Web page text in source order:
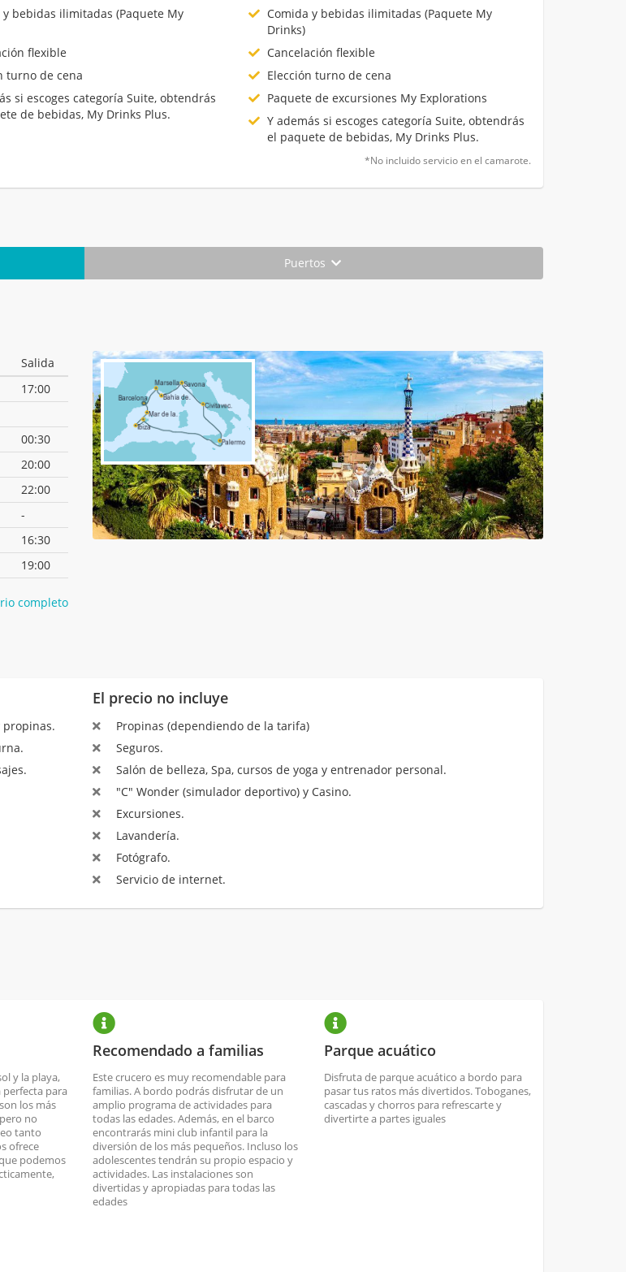
y bebidas ilimitadas (Paquete My
flexible
turno de cena
si escoges categoría Suite, obtendrás
de bebidas, My Drinks Plus.
Comida y bebidas ilimitadas (Paquete My
Drinks)
Cancelación flexible
Elección turno de cena
Paquete de excursiones My Explorations
Y además si escoges categoría Suite, obtendrás
el paquete de bebidas, My Drinks Plus.
*No incluido servicio en el camarote.
Puertos
Salida
17:00
00:30
20:00
22:00
-
16:30
19:00
completo
propinas.
El precio no incluye
Propinas (dependiendo de la tarifa)
Seguros.
Salón de belleza, Spa, cursos de yoga y entrenador personal.
"C" Wonder (simulador deportivo) y Casino.
Excursiones.
Lavandería.
Fotógrafo.
Servicio de internet.
y la playa,
para
los más
no
tanto
ofrece
podemos
Recomendado a familias
Este crucero es muy recomendable para
familias. A bordo podrás disfrutar de un
amplio programa de actividades para
todas las edades. Además, en el barco
encontrarás mini club infantil para la
diversión de los más pequeños. Incluso los
adolescentes tendrán su propio espacio y
actividades. Las instalaciones son
divertidas y apropiadas para todas las
edades
Parque acuático
Disfruta de parque acuático a bordo para
pasar tus ratos más divertidos. Toboganes,
cascadas y chorros para refrescarte y
divertirte a partes iguales